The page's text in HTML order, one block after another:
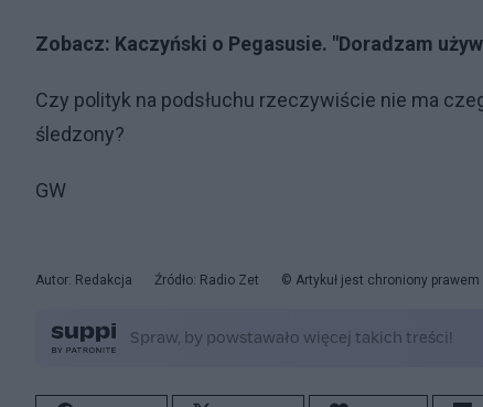
Zobacz: Kaczyński o Pegasusie. "Doradzam
Czy polityk na podsłuchu rzeczywiście nie ma
śledzony?
GW
Autor: Redakcja Źródło: Radio Zet © Artykuł jest chroniony prawem